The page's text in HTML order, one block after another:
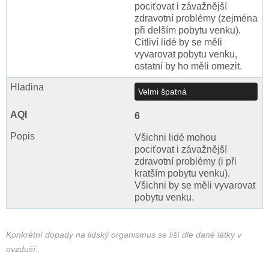
pociťovat i závažnější
zdravotní problémy (zejména
při delším pobytu venku).
Citliví lidé by se měli
vyvarovat pobytu venku,
ostatní by ho měli omezit.
Velmi špatná
6
Všichni lidé mohou
pociťovat i závažnější
zdravotní problémy (i při
kratším pobytu venku).
Všichni by se měli vyvarovat
pobytu venku.
Konkrétní dopady na lidský organismus se liší dle dané látky v
ovzduší.